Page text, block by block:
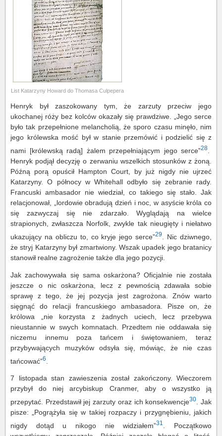
List Katarzyny Howard do Thomasa Culpepera
Henryk był zaszokowany tym, że zarzuty przeciw jego
ukochanej róży bez kolców okazały się prawdziwe. „Jego serce
było tak przepełnione melancholią, że sporo czasu minęło, nim
jego królewska mość był w stanie przemówić i podzielić się z
nami [królewską radą] żalem przepełniającym jego serce”28
Henryk podjął decyzję o zerwaniu wszelkich stosunków z żoną.
Późną porą opuścił Hampton Court, by już nigdy nie ujrzeć
Katarzyny. O północy w Whitehall odbyło się zebranie rady.
Francuski ambasador nie wiedział, co takiego się stało. Jak
relacjonował, „lordowie obradują dzień i noc, w asyście króla co
się zazwyczaj się nie zdarzało. Wyglądają na wielce
strapionych, zwłaszcza Norfolk, zwykle tak nieugięty i niełatwo
ukazujący na obliczu to, co kryje jego serce”29
. Nic dziwnego,
że stryj Katarzyny był zmartwiony. Wszak upadek jego bratanicy
stanowił realne zagrożenie także dla jego pozycji.
Jak zachowywała się sama oskarżona? Oficjalnie nie została
jeszcze o nic oskarżona, lecz z pewnością zdawała sobie
sprawę z tego, że jej pozycja jest zagrożona. Znów warto
sięgnąć do relacji francuskiego ambasadora. Pisze on, że
królowa „nie korzysta z żadnych uciech, lecz przebywa
nieustannie w swych komnatach. Przedtem nie oddawała się
niczemu innemu poza tańcem i świętowaniem, teraz
przybywających muzyków odsyła się, mówiąc, że nie czas
tańcować”6
7 listopada stan zawieszenia został zakończony. Wieczorem
przybył do niej arcybiskup Cranmer, aby o wszystko ją
przepytać. Przedstawił jej zarzuty oraz ich konsekwencje30
. Jak
pisze: „Pogrążyła się w takiej rozpaczy i przygnębieniu, jakich
nigdy dotąd u nikogo nie widziałem”31
. Początkowo